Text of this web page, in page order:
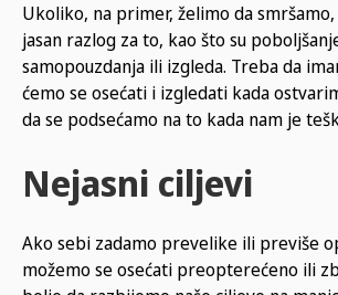
Ukoliko, na primer, želimo da
jasan razlog za to, kao što su
samopouzdanja ili izgleda. Treba da
ćemo se osećati i izgledati kada
da se podsećamo na to kada nam je
Nejasni ciljevi
Ako sebi zadamo prevelike ili previše
možemo se osećati preopterećeno ili